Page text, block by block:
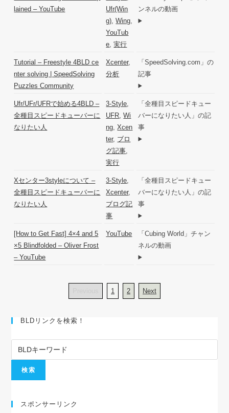
lained – YouTube
Ufr(Win
g),Wing,
YouTub
e,実行
ンネルの動画
Tutorial – Freestyle 4BLD ce
nter solving | SpeedSolving
Puzzles Community
Xcenter,
分析
「SpeedSolving.com」の
記事
Ufr/UFr/UFRで始める4BLD –
全種目スピードキューバーに
なりたい人
3-Style,
UFR,Wi
ng,Xcen
ter, ブロ
グ記事,
実行
「全種目スピードキュー
バーになりたい人」の記
事
Xセンター3styleについて –
全種目スピードキューバーに
なりたい人
3-Style,
Xcenter,
ブログ記
事
「全種目スピードキュー
バーになりたい人」の記
事
[How to Get Fast] 4×4 and 5
×5 Blindfolded – Oliver Frost
– YouTube
YouTube
「Cubing World」チャン
ネルの動画
1 2 Next
BLDリンクを検索！
スポンサーリンク